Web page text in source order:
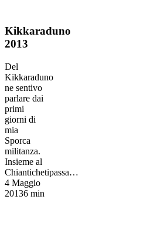
Kikkaraduno
2013
Kikkaraduno
2013
Del
Kikkaraduno
ne sentivo
parlare dai
primi
giorni di
mia
Sporca
militanza.
Insieme al
Chiantichetipassa…
4 Maggio
20136 min